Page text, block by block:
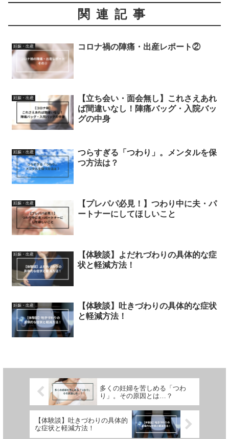
関連記事
妊娠・出産 コロナ禍の陣痛・出産レポート②
妊娠・出産
【立ち会い・面会無し】これさえあれ
ば間違いなし！陣痛バッグ・入院バッ
グの中身
妊娠・出産
つらすぎる「つわり」。メンタルを保
つ方法は？
妊娠・出産
【プレパパ必見！】つわり中に夫・パ
ートナーにしてほしいこと
妊娠・出産
【体験談】よだれづわりの具体的な症
状と軽減方法！
妊娠・出産
【体験談】吐きづわりの具体的な症状
と軽減方法！
多くの妊婦を苦しめる「つわ
り」。その原因とは…？
【体験談】吐きづわりの具体的
な症状と軽減方法！